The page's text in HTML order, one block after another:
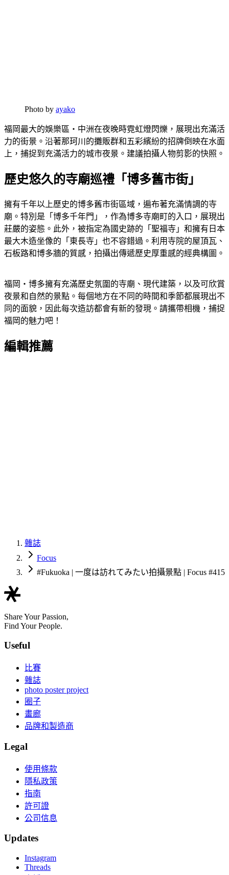
Photo by ayako
福岡最大的娛樂區・中洲在夜晚時霓虹燈閃爍，展現出充滿活
力的街景。沿著那珂川的攤販群和五彩繽紛的招牌倒映在水面
上，捕捉到充滿活力的城市夜景。建議拍攝人物剪影的快照。
歷史悠久的寺廟巡禮「博多舊市街」
擁有千年以上歷史的博多舊市街區域，遍布著充滿情調的寺
廟。特別是「博多千年門」，作為博多寺廟町的入口，展現出
莊嚴的姿態。此外，被指定為國史跡的「聖福寺」和擁有日本
最大木造坐像的「東長寺」也不容錯過。利用寺院的屋頂瓦、
石板路和博多牆的質感，拍攝出傳遞歷史厚重感的經典構圖。
福岡・博多擁有充滿歷史氛圍的寺廟、現代建築，以及可欣賞
夜景和自然的景點。每個地方在不同的時間和季節都展現出不
同的面貌，因此每次造訪都會有新的發現。請攜帶相機，捕捉
福岡的魅力吧！
編輯推薦
雜誌
Focus
#Fukuoka | 一度は訪れてみたい拍攝景點 | Focus #415
Share Your Passion,
Find Your People.
Useful
比賽
雜誌
photo poster project
圈子
畫廊
品牌和製造商
Legal
使用條款
隱私政策
指南
許可證
公司信息
Updates
Instagram
Threads